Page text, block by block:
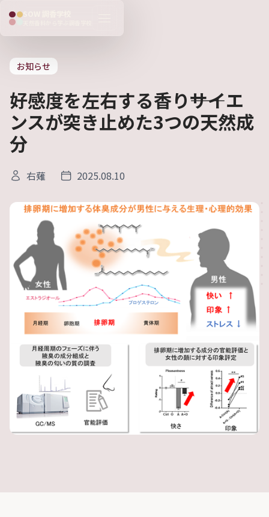
お知らせ
好感度を左右する香り――サイエ
ンスが突き止めた3つの天然成
分
右薙 2025.08.10